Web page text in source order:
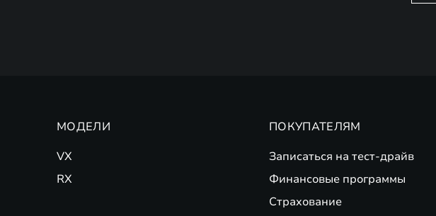
МОДЕЛИ
VX
RX
ПОКУПАТЕЛЯМ
Записаться на тест-драйв
Финансовые программы
Страхование